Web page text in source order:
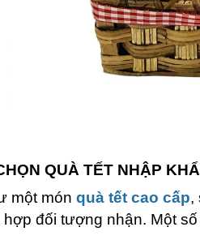
QUÀ TẾT NHẬP
một món quà tết cao cấp,
đối tượng nhận. Một